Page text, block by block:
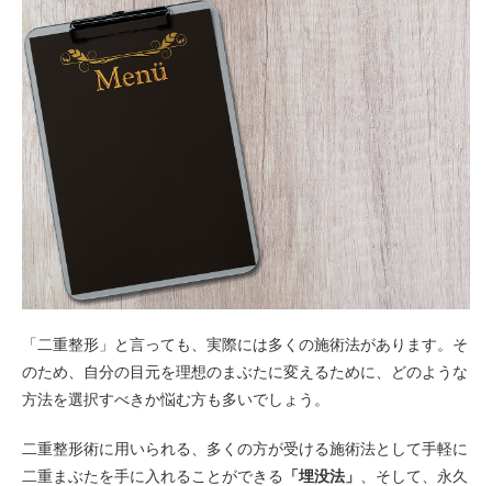
「二重整形」と言っても、実際には多くの施術法があります。そ
のため、自分の目元を理想のまぶたに変えるために、どのような
方法を選択すべきか悩む方も多いでしょう。
二重整形術に用いられる、多くの方が受ける施術法として手軽に
二重まぶたを手に入れることができる
「埋没法」
、そして、永久